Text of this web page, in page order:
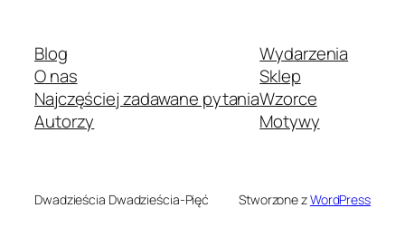
Blog
O nas
Najczęściej zadawane pytania
Autorzy
Wydarzenia
Sklep
Wzorce
Motywy
Dwadzieścia Dwadzieścia-Pięć Stworzone zWordPress